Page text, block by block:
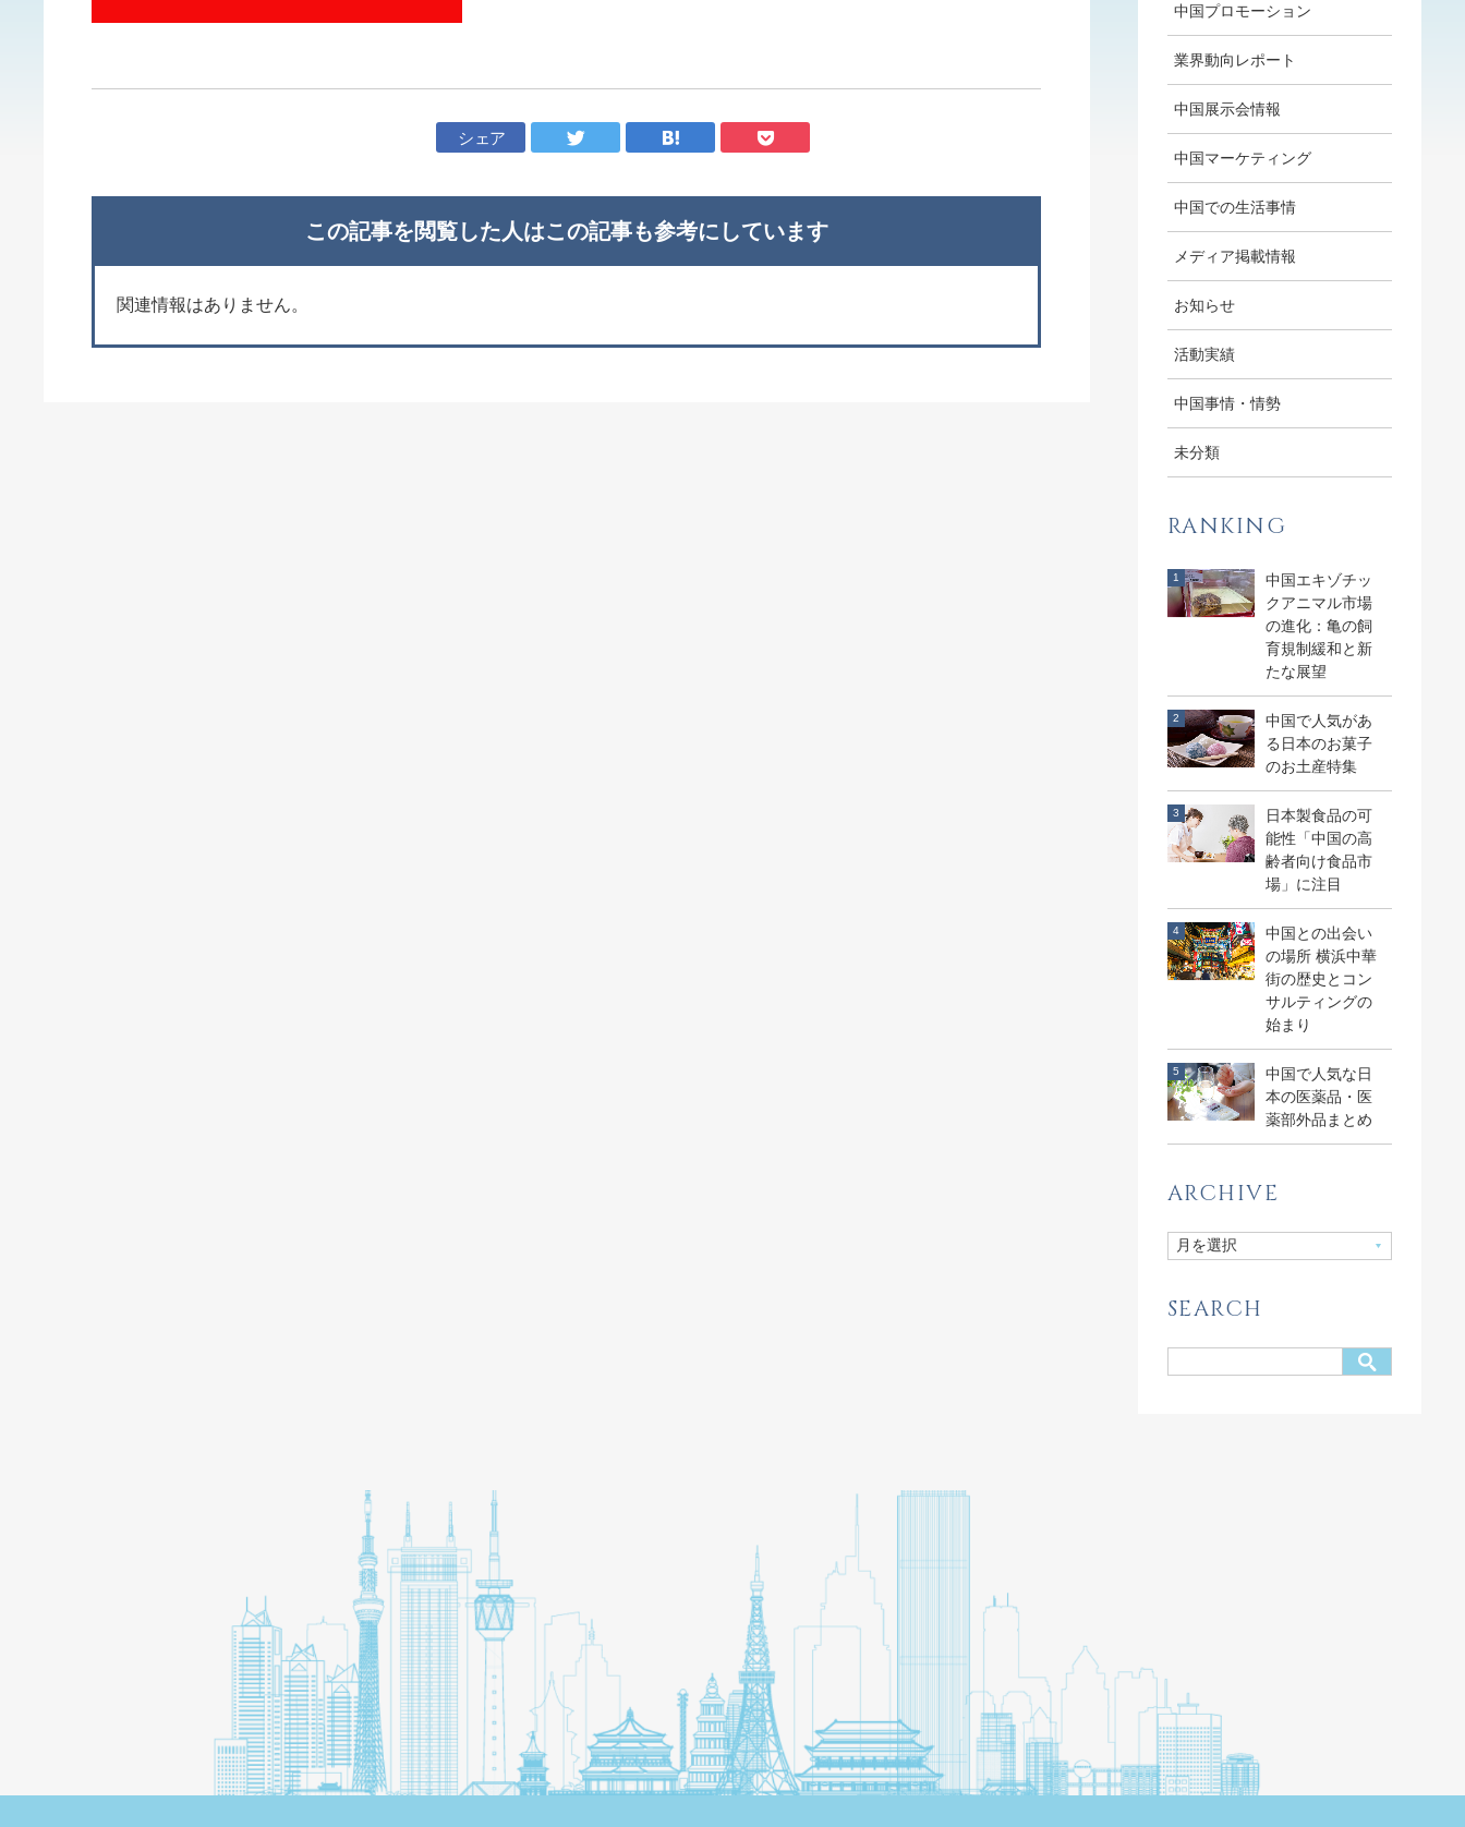
シェア
この記事を閲覧した人はこの記事も参考にしています
関連情報はありません。
中国プロモーション
業界動向レポート
中国展示会情報
中国マーケティング
中国での生活事情
メディア掲載情報
お知らせ
活動実績
中国事情・情勢
未分類
RANKING
中国エキゾチッ
クアニマル市場
の進化：亀の飼
育規制緩和と新
たな展望
中国で人気があ
る日本のお菓子
のお土産特集
日本製食品の可
能性「中国の高
齢者向け食品市
場」に注目
中国との出会い
の場所 横浜中華
街の歴史とコン
サルティングの
始まり
中国で人気な日
本の医薬品・医
薬部外品まとめ
ARCHIVE
SEARCH